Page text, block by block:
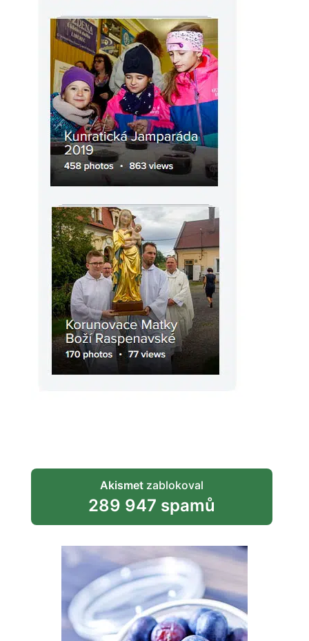
Akismetzablokoval
289 947 spamů